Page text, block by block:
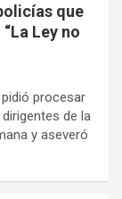
que
Ley no
pidió procesar
de la
y aseveró